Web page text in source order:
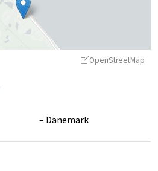
OpenStreetMap
Dänemark